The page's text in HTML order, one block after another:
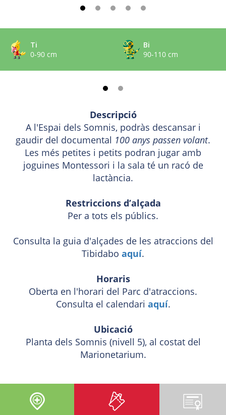
Ti
0-90 cm
Bi
90-110 cm
Descripció
A l'Espai dels Somnis, podràs descansar i
gaudir del documental 100 anys passen volant.
Les més petites i petits podran jugar amb
joguines Montessori i la sala té un racó de
lactància.
Restriccions d’alçada
Per a tots els públics.
Consulta la guia d'alçades de les atraccions del
Tibidabo aquí.
Horaris
Oberta en l'horari del Parc d'atraccions.
Consulta el calendari aquí.
Ubicació
Planta dels Somnis (nivell 5), al costat del
Marionetarium.